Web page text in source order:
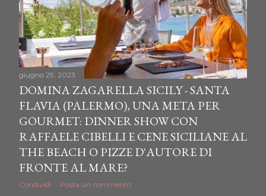
giugno 29, 2023
DOMINA ZAGARELLA SICILY - SANTA
FLAVIA (PALERMO), UNA META PER
GOURMET: DINNER SHOW CON
RAFFAELE CIBELLI E CENE SICILIANE AL
THE BEACH O PIZZE D'AUTORE DI
FRONTE AL MARE?
Condividi Posta un commento